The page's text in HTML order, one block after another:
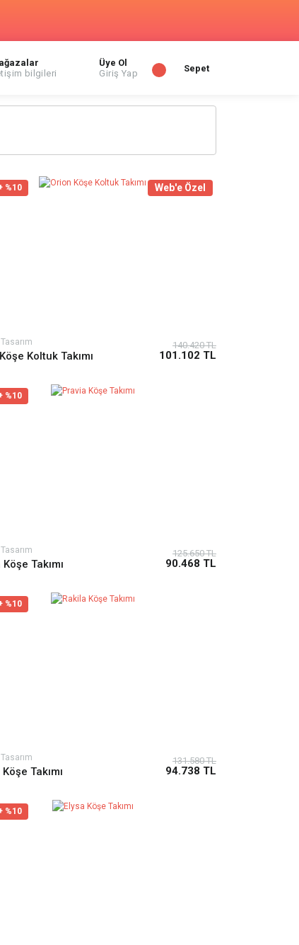
bilgileri
Üye Ol
Giriş Yap
Sepet
%10 Web'e Özel
Koltuk Takımı
140.420 TL
101.102 TL
%10
Takımı
125.650 TL
90.468 TL
%10
Takımı
131.580 TL
94.738 TL
%10